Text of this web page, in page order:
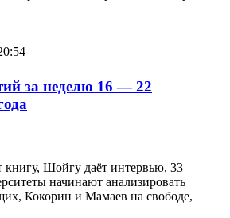
за неделю 16 — 22
книгу, Шойгу даёт интервью, 33
начинают анализировать
Кокорин и Мамаев на свободе,